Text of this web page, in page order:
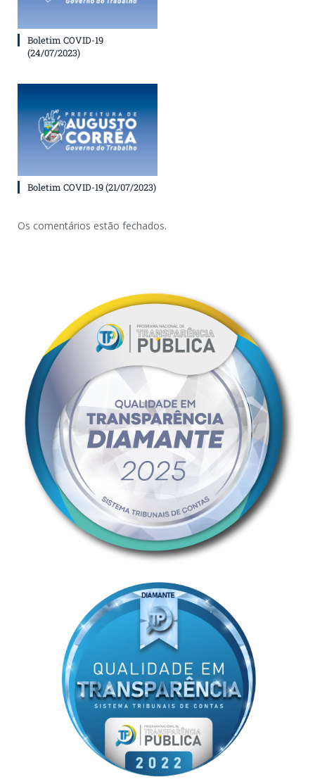
Boletim COVID-19
(24/07/2023)
Boletim COVID-19 (21/07/2023)
Os comentários estão fechados.